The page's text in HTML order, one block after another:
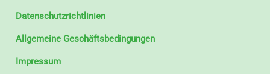
Datenschutzrichtlinien
Allgemeine Geschäftsbedingungen
Impressum